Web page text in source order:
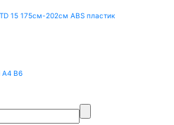
15 175см-202см ABS пластик
A4 B6